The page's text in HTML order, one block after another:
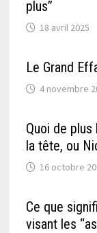
plus”
18 avril 2025
Le Grand
4 novembre
Quoi de
la tête, ou
16 octobre
Ce que
visant les